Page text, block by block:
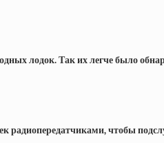
лодок. Так их легче было
радиопередатчиками, чтобы